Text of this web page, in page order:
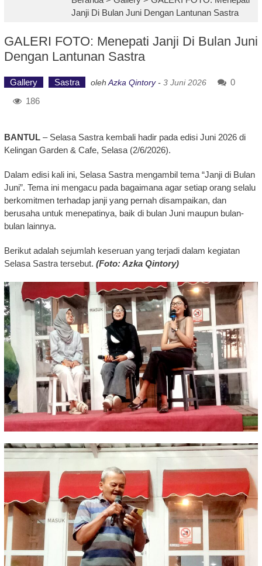
Janji Di Bulan Juni Dengan Lantunan Sastra
GALERI FOTO: Menepati Janji Di Bulan Juni
Dengan Lantunan Sastra
Gallery Sastra oleh Azka Qintory- 3 Juni 2026
0
186
BANTUL– Selasa Sastra kembali hadir pada edisi Juni 2026 di
Kelingan Garden & Cafe, Selasa (2/6/2026).
Dalam edisi kali ini, Selasa Sastra mengambil tema “Janji di Bulan
Juni”. Tema ini mengacu pada bagaimana agar setiap orang selalu
berkomitmen terhadap janji yang pernah disampaikan, dan
berusaha untuk menepatinya, baik di bulan Juni maupun bulan-
bulan lainnya.
Berikut adalah sejumlah keseruan yang terjadi dalam kegiatan
Selasa Sastra tersebut. (Foto: Azka Qintory)